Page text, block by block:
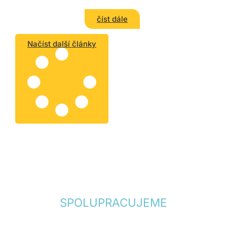
jsme měli příležitost podívat se
na inspirativní zahraniční praxi
– na Velvyslanectví Kanady
číst dále
Načíst další články
SPOLUPRACUJEME